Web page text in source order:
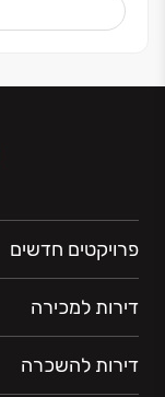
פרויקטים חדשים
דירות למכירה
דירות להשכרה